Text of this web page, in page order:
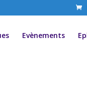
Evènements